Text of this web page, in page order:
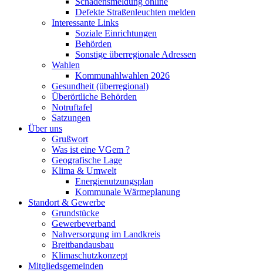
Defekte Straßenleuchten melden
Interessante Links
Soziale Einrichtungen
Behörden
Sonstige überregionale Adressen
Wahlen
Kommunahlwahlen 2026
Gesundheit (überregional)
Überörtliche Behörden
Notruftafel
Satzungen
Über uns
Grußwort
Was ist eine VGem ?
Geografische Lage
Klima & Umwelt
Energienutzungsplan
Kommunale Wärmeplanung
Standort & Gewerbe
Grundstücke
Gewerbeverband
Nahversorgung im Landkreis
Breitbandausbau
Klimaschutzkonzept
Mitgliedsgemeinden